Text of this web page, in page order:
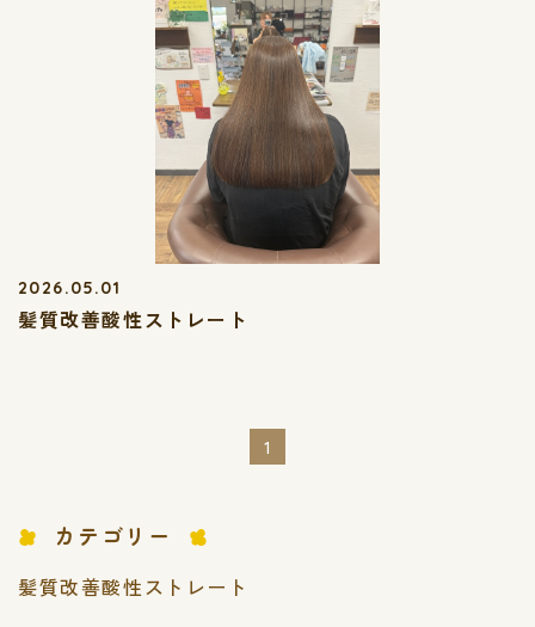
カテゴリー
髪質改善酸性ストレート
2026.05.01
髪質改善酸性ストレート
1